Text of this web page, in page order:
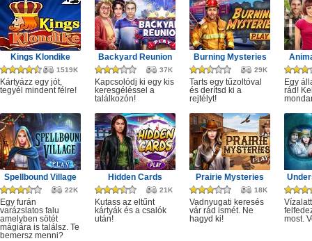
Kings Klondike
1519K
Kártyázz egy jót,
tegyél mindent félre!
Backyard Reunion
37K
Kapcsolódj ki egy kis
keresgéléssel a
találkozón!
Burning Mysteries
29K
Tarts egy tűzoltóval
és derítsd ki a
rejtélyt!
Egy
rád!
Spellbound Village
22K
Egy furán
varázslatos falu
amelyben sötét
mágiára is találsz. Te
bemersz menni?
Hidden Cards
21K
Kutass az eltűnt
kártyák és a csalók
után!
Prairie Mysteries
18K
Vadnyugati keresés
vár rád ismét. Ne
hagyd ki!
most.